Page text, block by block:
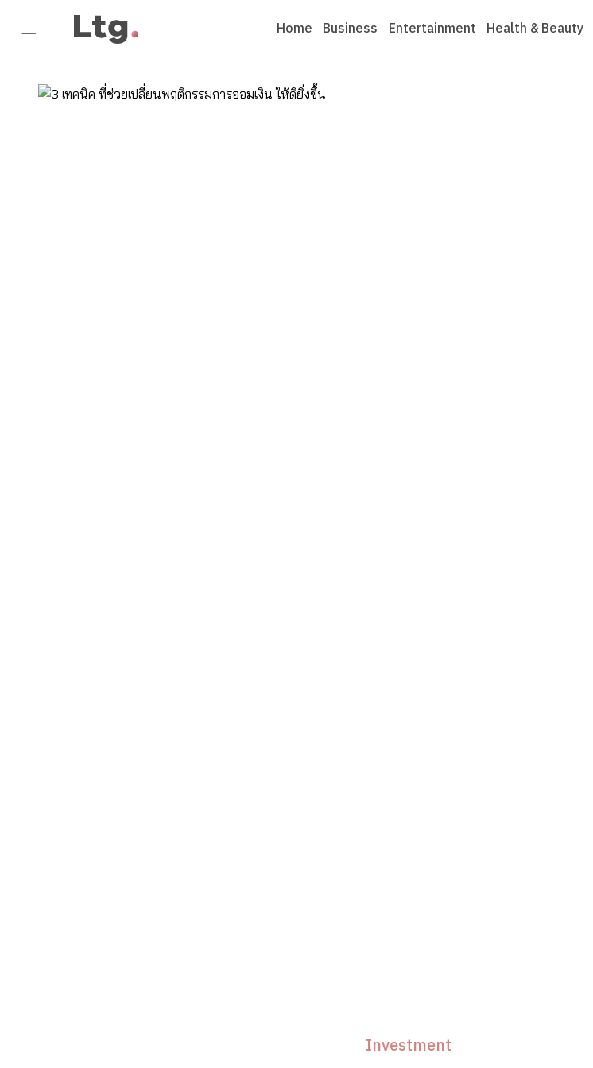
Home Business Entertainment Health & Beauty
Investment